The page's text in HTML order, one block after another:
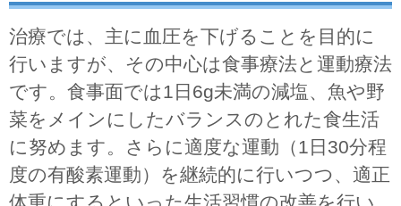
治療では、主に血圧を下げることを目的に
行いますが、その中心は食事療法と運動療法
です。食事面では1日6g未満の減塩、魚や野
菜をメインにしたバランスのとれた食生活
に努めます。さらに適度な運動（1日30分程
度の有酸素運動）を継続的に行いつつ、適正
体重にするといった生活習慣の改善を行い